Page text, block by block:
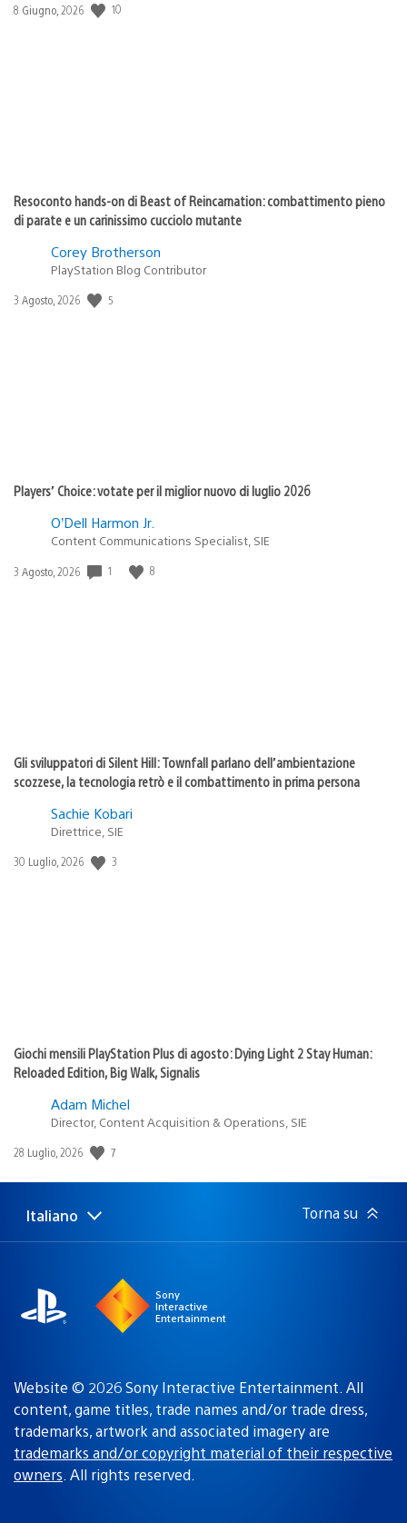
Data
8 Giugno, 2026 10
Resoconto hands-on di Beast of Reincarnation: combattimento pieno
di parate e un carinissimo cucciolo mutante
Corey Brotherson
PlayStation Blog Contributor
Data
3 Agosto, 2026 5
Players’ Choice: votate per il miglior nuovo di luglio 2026
O’Dell Harmon Jr.
Content Communications Specialist, SIE
Data
3 Agosto, 2026 1 8
Gli sviluppatori di Silent Hill: Townfall parlano dell’ambientazione
scozzese, la tecnologia retrò e il combattimento in prima persona
Sachie Kobari
Direttrice, SIE
Data
30 Luglio, 2026 3
Giochi mensili PlayStation Plus di agosto: Dying Light 2 Stay Human:
Reloaded Edition, Big Walk, Signalis
Adam Michel
Director, Content Acquisition & Operations, SIE
Data
pubblicazione:
28 Luglio, 2026 7
Seleziona
una
Regione
attuale:
Italiano Torna su
Sony
Interactive
Entertainment
Website © 2026 Sony Interactive Entertainment. All
content, game titles, trade names and/or trade dress,
trademarks, artwork and associated imagery are
trademarks and/or copyright material of their respective
owners. All rights reserved.